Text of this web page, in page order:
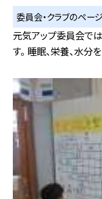
委員会・クラブのページ
元気アップ委員会で
す。 睡眠、栄養、水分